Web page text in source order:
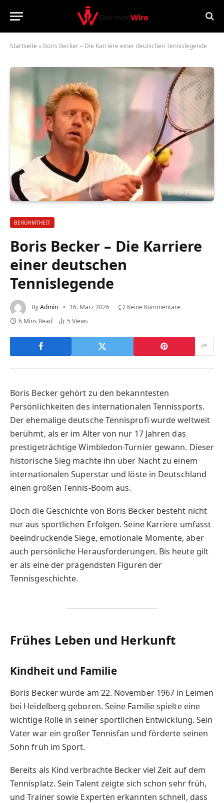
Startseite » Boris Becker – Die Karriere einer deutschen Tennislegende
BERÜHMTHEIT
Boris Becker – Die Karriere
einer deutschen
Tennislegende
ByAdmin 16. März 2026
Keine Kommentare
6 Mins Read
5 Views
Boris Becker gehört zu den bekanntesten
Persönlichkeiten des internationalen Tennissports.
Der ehemalige deutsche Tennisprofi wurde weltweit
berühmt, als er im Alter von nur 17 Jahren das
prestigeträchtige Wimbledon-Turnier gewann. Dieser
historische Sieg machte ihn über Nacht zu einem
internationalen Superstar und löste in Deutschland
einen großen Tennis-Boom aus.
Doch die Geschichte von Boris Becker besteht nicht
nur aus sportlichen Erfolgen. Seine Karriere umfasst
beeindruckende Siege, emotionale Momente, aber
auch persönliche Herausforderungen. Bis heute gilt
er als eine der prägendsten Figuren der
Tennisgeschichte.
Frühes Leben und Herkunft
Kindheit und Familie
Boris Becker wurde am 22. November 1967 in Leimen
bei Heidelberg geboren. Seine Familie spielte eine
wichtige Rolle in seiner sportlichen Entwicklung. Sein
Vater war ein großer Tennisfan und förderte seinen
Sohn früh im Sport.
Bereits als Kind verbrachte Becker viel Zeit auf dem
Tennisplatz. Sein Talent zeigte sich schon sehr früh,
und Trainer sowie Experten erkannten schnell, dass